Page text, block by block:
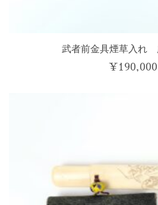
武者前金具煙草入れ
¥190,000